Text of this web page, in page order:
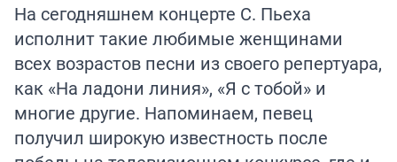
На сегодняшнем концерте С. Пьеха
исполнит такие любимые женщинами
всех возрастов песни из своего репертуара,
как «На ладони линия», «Я с тобой» и
многие другие. Напоминаем, певец
получил широкую известность после